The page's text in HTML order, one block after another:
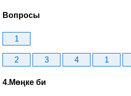
Вопросы
1
2 3 4 1
4.Мөңке би